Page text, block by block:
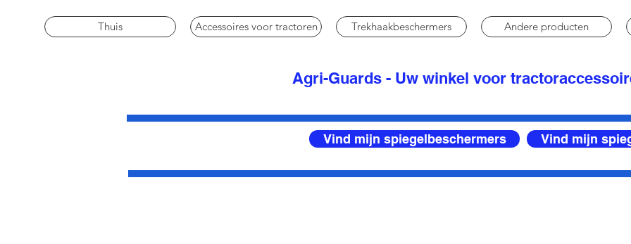
Thuis Accessoires voor tractoren Trekhaakbeschermers Andere producten
Agri-Guards - Uw winkel voor
Vind mijn spiegelbeschermers Vind mijn